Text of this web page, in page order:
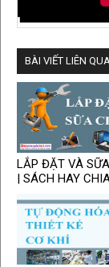
BÀI VIẾT LIÊN
LẮP ĐẶT VÀ
| SÁCH HAY